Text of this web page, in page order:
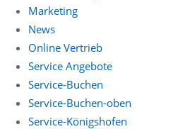
Marketing
News
Online Vertrieb
Service Angebote
Service-Buchen
Service-Buchen-oben
Service-Königshofen